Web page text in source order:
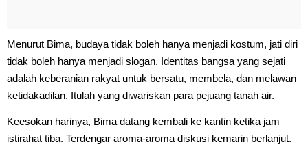
Menurut Bima, budaya tidak boleh hanya menjadi kostum, jati diri
tidak boleh hanya menjadi slogan. Identitas bangsa yang sejati
adalah keberanian rakyat untuk bersatu, membela, dan melawan
ketidakadilan. Itulah yang diwariskan para pejuang tanah air.
Keesokan harinya, Bima datang kembali ke kantin ketika jam
istirahat tiba. Terdengar aroma-aroma diskusi kemarin berlanjut.